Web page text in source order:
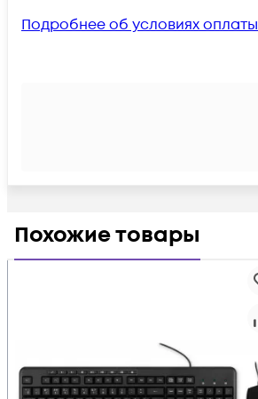
Подробнее об условиях оплаты
Похожие товары